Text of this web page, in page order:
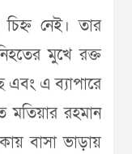
নেই। তার
মুখে রক্ত
এবং এ ব্যাপারে
মতিয়ার রহমান
বাসা ভাড়ায়